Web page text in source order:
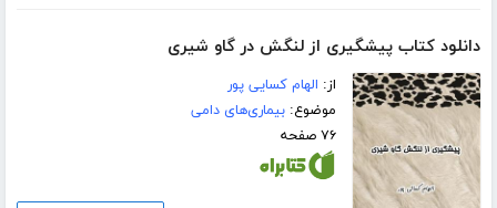
دانلود کتاب پیشگیری از لنگش در گاو شیری
از: الهام کسایی پور
موضوع:بیماری‌های دامی
۷۶ صفحه